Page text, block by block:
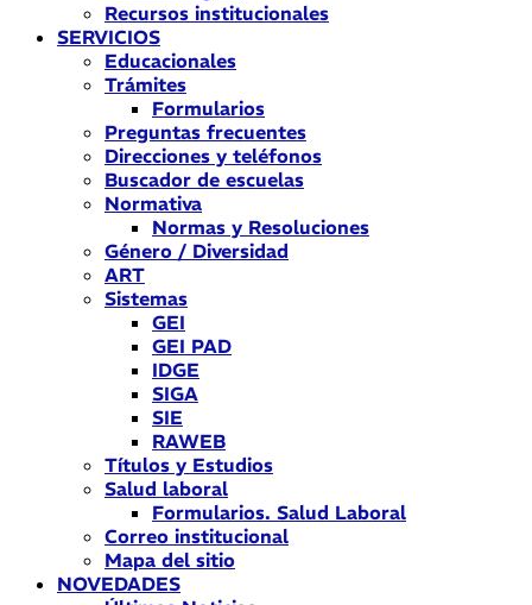
Recursos institucionales
SERVICIOS
Educacionales
Trámites
Formularios
Preguntas frecuentes
Direcciones y teléfonos
Buscador de escuelas
Normativa
Normas y Resoluciones
Género / Diversidad
ART
Sistemas
GEI
GEI PAD
IDGE
SIGA
SIE
RAWEB
Títulos y Estudios
Salud laboral
Formularios. Salud Laboral
Correo institucional
Mapa del sitio
NOVEDADES